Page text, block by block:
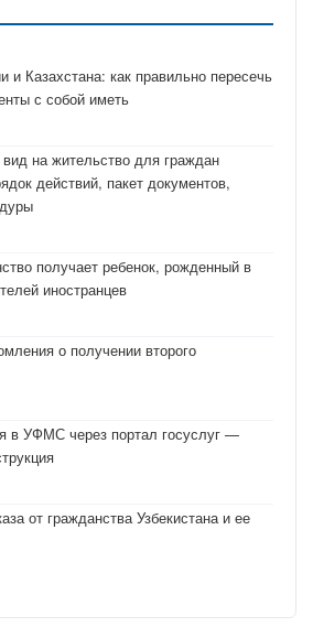
и Казахстана: как правильно пересечь
с собой иметь
на жительство для граждан
действий, пакет документов,
получает ребенок, рожденный в
иностранцев
о получении второго
в УФМС через портал госуслуг —
от гражданства Узбекистана и ее